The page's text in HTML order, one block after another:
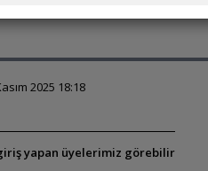
2025 18:18
yapan üyelerimiz görebilir